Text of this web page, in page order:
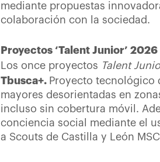
mediante propuestas
colaboración con la sociedad.
Proyectos ‘Talent Junior’ 2026
Los once proyectos Talent
Tbusca+. Proyecto tecnológico
mayores desorientadas en
incluso sin cobertura móvil.
conciencia social mediante el
a Scouts de Castilla y León